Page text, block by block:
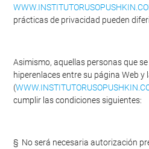
prácticas de privacidad pueden
Asimismo, aquellas personas que
hiperenlaces entre su página Web y
(
cumplir las condiciones siguientes:
§ No será necesaria autorización